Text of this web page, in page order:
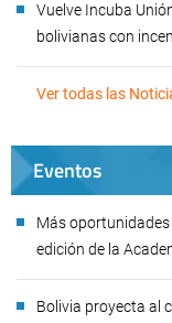
Vuelve Incuba
bolivianas con
Ver todas las
Eventos
Más
edición de la
Bolivia proyecta al